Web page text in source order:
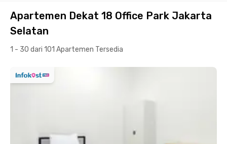
Apartemen Dekat 18 Office Park Jakarta
Selatan
1 - 30 dari 101 Apartemen Tersedia